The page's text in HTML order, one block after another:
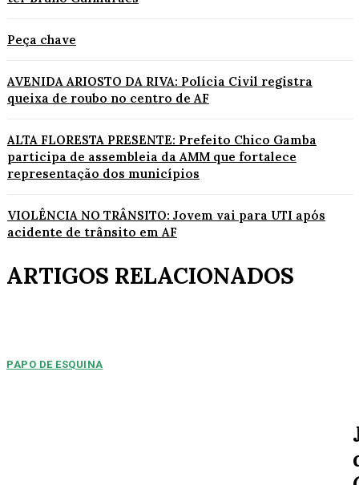
Peça chave
AVENIDA ARIOSTO DA RIVA: Polícia Civil registra
queixa de roubo no centro de AF
ALTA FLORESTA PRESENTE: Prefeito Chico Gamba
participa de assembleia da AMM que fortalece
representação dos municípios
VIOLÊNCIA NO TRÂNSITO: Jovem vai para UTI após
acidente de trânsito em AF
ARTIGOS RELACIONADOS
PAPO DE ESQUINA